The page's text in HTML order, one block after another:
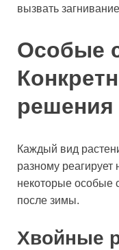
вызвать
Особые
решения
Каждый вид
разному реагирует
некоторые особые
после зимы.
Хвойные